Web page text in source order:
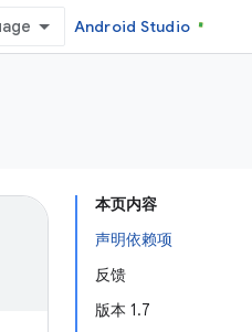
Android Studio
本页内容
声明依赖项
反馈
版本 1.7